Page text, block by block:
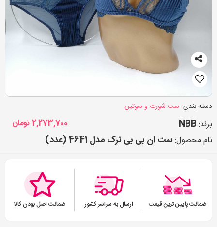
دسته بندی: ست شورت و سوتین
برند:NBB
2,273,700تومان
نام محصول:ست ان بی بی ترک مدل 4641 (عدد)
ضمانت پایین ترین قیمت ارسال به سراسر کشور ضمانت اصل بودن کالا